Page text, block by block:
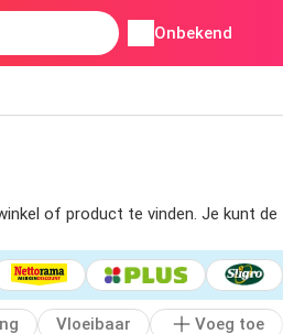
Onbekend
of product te vinden. Je kunt
Vloeibaar
Voeg toe